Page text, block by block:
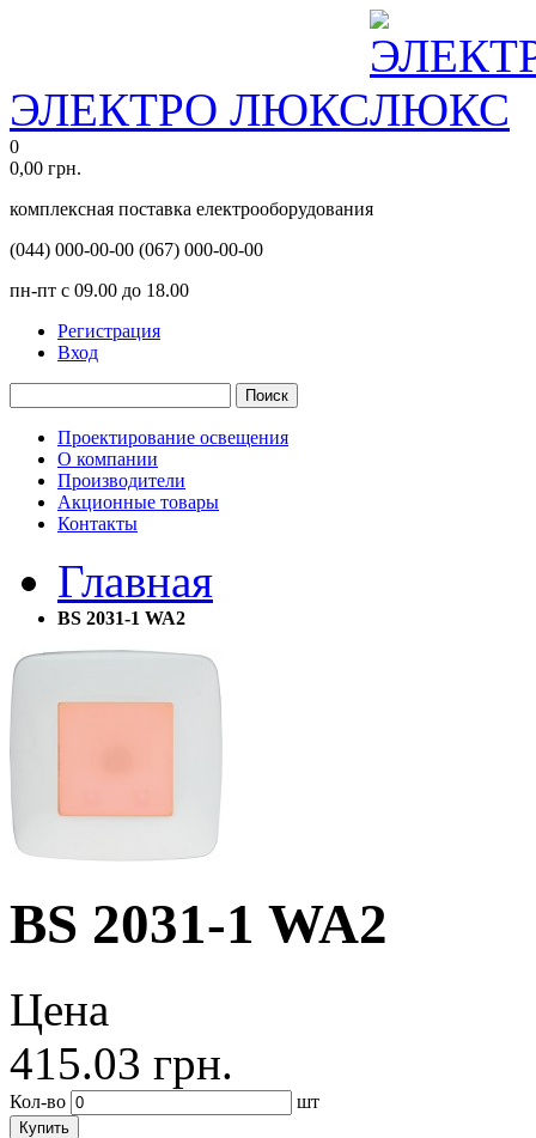
ЭЛЕКТРО ЛЮКС
0
0,00 грн.
комплексная поставка електрооборудования
(044) 000-00-00 (067) 000-00-00
пн-пт с 09.00 до 18.00
Регистрация
Вход
Поиск
Проектирование освещения
О компании
Производители
Акционные товары
Контакты
Главная
BS 2031-1 WA2
BS 2031-1 WA2
Цена
415.03 грн.
Кол-во шт
Купить